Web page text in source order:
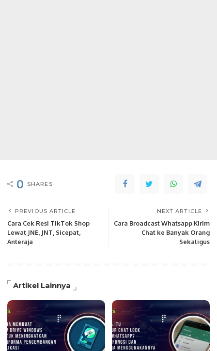
0 SHARES
PREVIOUS ARTICLE
Cara Cek Resi TikTok Shop
Lewat JNE, JNT, Sicepat,
Anteraja
NEXT ARTICLE
Cara Broadcast Whatsapp Kirim
Chat ke Banyak Orang
Sekaligus
Artikel Lainnya